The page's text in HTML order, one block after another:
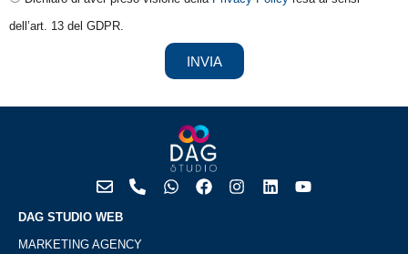
dell’art. 13 del GDPR.
INVIA
DAG STUDIO WEB
MARKETING AGENCY